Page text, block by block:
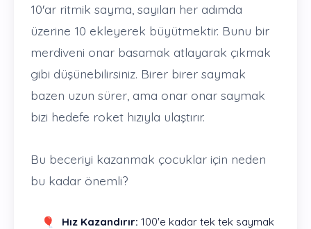
10'ar ritmik sayma, sayıları her adımda
üzerine 10 ekleyerek büyütmektir. Bunu bir
merdiveni onar basamak atlayarak çıkmak
gibi düşünebilirsiniz. Birer birer saymak
bazen uzun sürer, ama onar onar saymak
bizi hedefe roket hızıyla ulaştırır.
Bu beceriyi kazanmak çocuklar için neden
bu kadar önemli?
Hız Kazandırır: 100'e kadar tek tek saymak